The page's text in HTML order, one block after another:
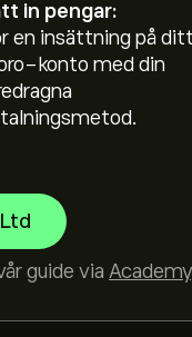
in pengar:
en insättning på ditt
konto med din
guide via Academy